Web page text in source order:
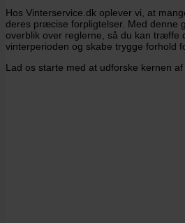
Hos Vinterservice.dk oplever vi, at
deres præcise forpligtelser. Med denne
overblik over reglerne, så du kan træffe
vinterperioden og skabe trygge forhold
Lad os starte med at udforske kernen